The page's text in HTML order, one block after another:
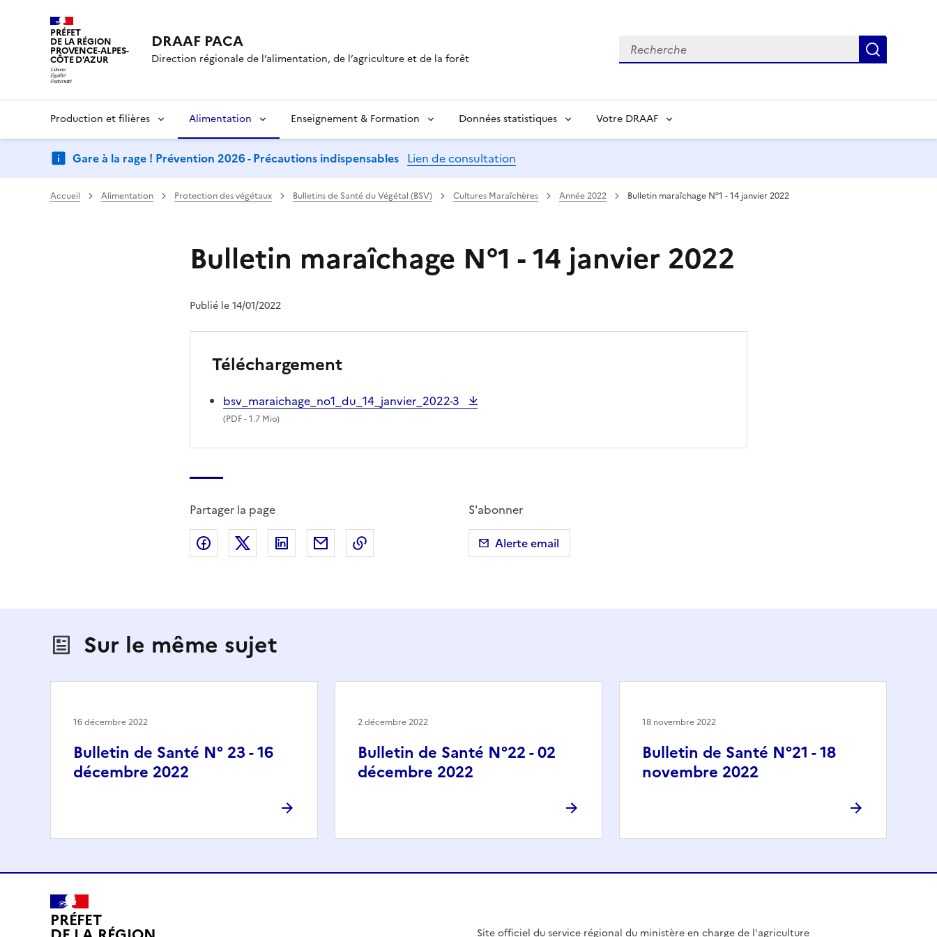
PRÉFET
DE LA RÉGION
PROVENCE-ALPES-
CÔTE D'AZUR
DRAAF PACA
Direction régionale de l’alimentation, de l’agriculture et de la forêt
Recherche
Production et filières Alimentation Enseignement & Formation Données statistiques Votre DRAAF
Gare à la rage ! Prévention 2026 - Précautions indispensables Lien de consultation
Accueil Alimentation Protection des végétaux Bulletins de Santé du Végétal (BSV) Cultures Maraîchères Année 2022 Bulletin maraîchage N°1 - 14 janvier 2022
Bulletin maraîchage N°1 - 14 janvier 2022
Publié le 14/01/2022
Téléchargement
bsv_maraichage_no1_du_14_janvier_2022-3
(PDF- 1.7 Mio)
Partager la page
Partager sur Facebook
Partager sur X (anciennement Twitter)
Partager sur LinkedIn
Partager par emailCopier dans le presse-papier
S'abonner
Alerte email
Sur le même sujet
Bulletin de Santé N° 23 - 16
décembre 2022
16 décembre 2022
Bulletin de Santé N°22 - 02
décembre 2022
2 décembre 2022
Bulletin de Santé N°21 - 18
novembre 2022
18 novembre 2022
PRÉFET
Site officiel du service régional du ministère en charge de l'agriculture